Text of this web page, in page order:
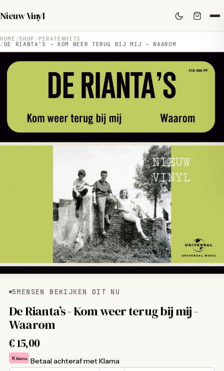
Nieuw Vinyl
HOME SHOP PIRATENHITS
DE RIANTA’S – KOM WEER TERUG BIJ MIJ – WAAROM
5MENSEN BEKIJKEN DIT NU
De Rianta’s - Kom weer terug bij mij -
Waarom
€15,00
K klarna Betaal achteraf met Klarna